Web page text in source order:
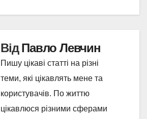
ВідПавло Левчин
Пишу цікаві статті на різні
теми, які цікавлять мене та
користувачів. По життю
цікавлюся різними сферами